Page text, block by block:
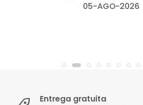
05-AGO-2026
Entrega gratuita